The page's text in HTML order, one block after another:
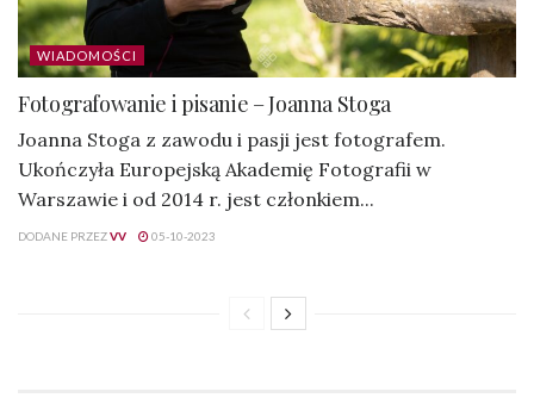
WIADOMOŚCI
Fotografowanie i pisanie – Joanna Stoga
Joanna Stoga z zawodu i pasji jest fotografem.
Ukończyła Europejską Akademię Fotografii w
Warszawie i od 2014 r. jest członkiem...
DODANE PRZEZVV 05-10-2023